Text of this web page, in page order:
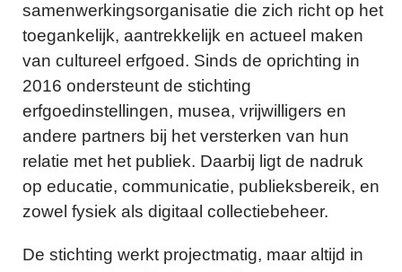
samenwerkingsorganisatie die zich richt op het
toegankelijk, aantrekkelijk en actueel maken
van cultureel erfgoed. Sinds de oprichting in
2016 ondersteunt de stichting
erfgoedinstellingen, musea, vrijwilligers en
andere partners bij het versterken van hun
relatie met het publiek. Daarbij ligt de nadruk
op educatie, communicatie, publieksbereik, en
zowel fysiek als digitaal collectiebeheer.
De stichting werkt projectmatig, maar altijd in